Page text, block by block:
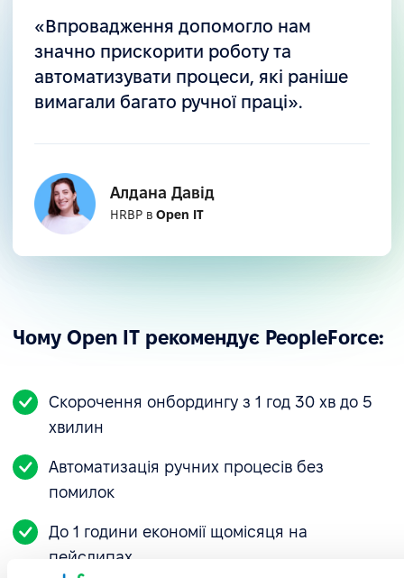
Уся інформація про відпустки, компенсації,
аванси та адміністративні зміни зберігається в
одному місці, що підвищує прозорість для
менеджерів і співробітників.
Повне залучення та позитивний досвід
«100% команди користується платформою
щодня. Усі відзначили, наскільки вона інтуїтивна
задоволений системою».
«Впровадження допомогло нам
значно прискорити роботу та
автоматизувати процеси, які раніше
вимагали багато ручної праці».
Алдана Давід
HRBP в Open IT
Чому Open IT рекомендує PeopleForce:
Скорочення онбордингу з 1 год 30 хв до 5
хвилин
Автоматизація ручних процесів без
помилок
До 1 години економії щомісяця на
пейслипах